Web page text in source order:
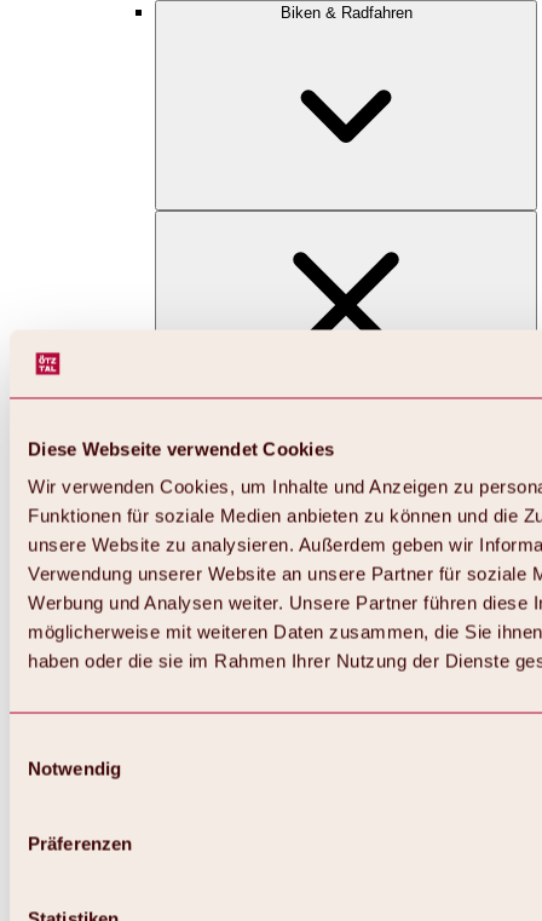
Diese Webseite verwendet Cookies
Wir verwenden Cookies, um Inhalte und Anzeigen zu
Funktionen für soziale Medien anbieten zu können und die
unsere Website zu analysieren. Außerdem geben wir
Verwendung unserer Website an unsere Partner für soziale
Werbung und Analysen weiter. Unsere Partner führen diese
möglicherweise mit weiteren Daten zusammen, die Sie
haben oder die sie im Rahmen Ihrer Nutzung der Dienste
Notwendig
Präferenzen
Biken & Radfahren